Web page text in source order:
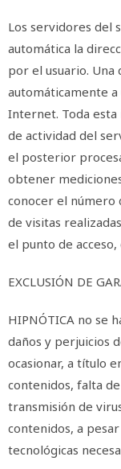
Los servidores del
automática la
por el usuario. Una
automáticamente a
Internet. Toda
de actividad del
el posterior
obtener
conocer el número
de visitas
el punto de acceso,
EXCLUSIÓN DE
HIPNÓTICA no se
daños y perjuicios
ocasionar, a título
contenidos, falta
transmisión de
contenidos, a
tecnológicas